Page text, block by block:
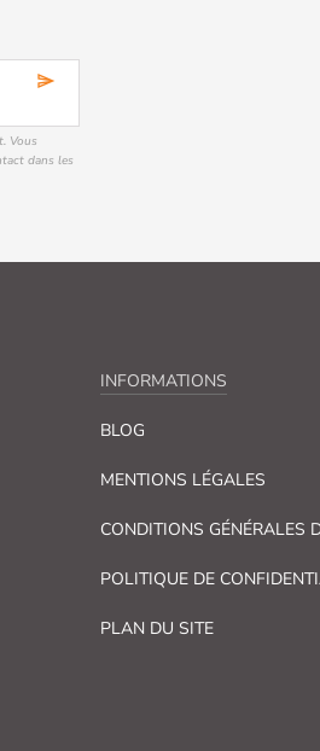
send
Vous
dans les
INFORMATIONS
BLOG
MENTIONS LÉGALES
CONDITIONS GÉNÉRALES
POLITIQUE DE
PLAN DU SITE